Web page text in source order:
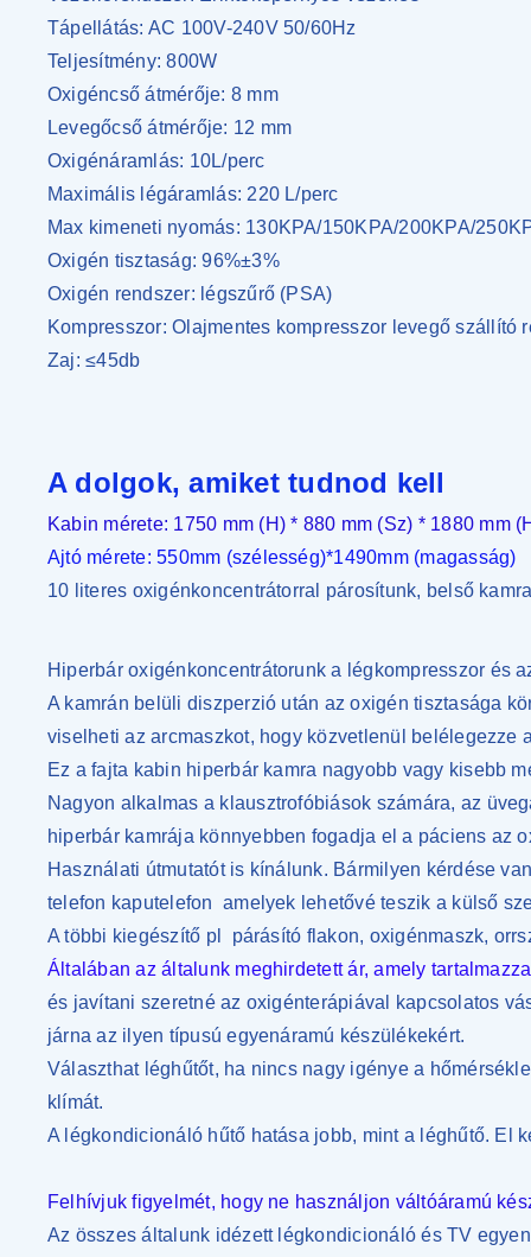
Tápellátás: AC 100V-240V 50/60Hz
Teljesítmény: 800W
Oxigéncső átmérője: 8 mm
Levegőcső átmérője: 12 mm
Oxigénáramlás: 10L/perc
Maximális légáramlás: 220 L/perc
Max kimeneti nyomás: 130KPA/150KPA/200KPA/
Oxigén tisztaság: 96%±3%
Oxigén rendszer: légszűrő (PSA)
Kompresszor: Olajmentes kompresszor levegő szállító
Zaj: ≤45db
A dolgok, amiket tudnod kell
Kabin mérete: 1750 mm (H) * 880 mm (Sz) * 1880 mm
Ajtó mérete: 550mm (szélesség)*1490mm (magasság)
10 literes oxigénkoncentrátorral párosítunk, belső
Hiperbár oxigénkoncentrátorunk a légkompresszor és
A kamrán belüli diszperzió után az oxigén tisztasága
viselheti az arcmaszkot, hogy közvetlenül belélegezze
Ez a fajta kabin hiperbár kamra nagyobb vagy kisebb
Nagyon alkalmas a klausztrofóbiások számára, az
hiperbár kamrája könnyebben fogadja el a páciens az
Használati útmutatót is kínálunk. Bármilyen kérdése
telefon kaputelefon amelyek lehetővé teszik a külső
A többi kiegészítő pl
párásító flakon, oxigénmaszk,
Általában az általunk meghirdetett ár, amely
és javítani szeretné az oxigénterápiával kapcsolatos
járna az ilyen típusú egyenáramú készülékekért.
Választhat léghűtőt, ha nincs nagy igénye a
klímát.
A légkondicionáló hűtő hatása jobb, mint a léghűtő. El
Felhívjuk figyelmét, hogy ne használjon váltóáramú
Az összes általunk idézett légkondicionáló és TV